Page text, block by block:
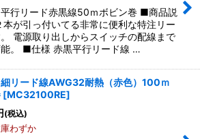
行リード赤黒線50ｍボビン巻 ■商品説
本が引っ付いてる非常に便利な特注リー
。 電源取り出しからスイッチの配線まで
能。 ■仕様 赤黒平行リード線 …
リード線AWG32耐熱（赤色）100ｍ
[MC32100RE]
(税込)
わずか